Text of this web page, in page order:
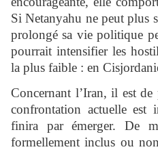
Si Netanyahu ne peut plus
prolongé sa vie politique
pourrait intensifier les
la plus faible : en
Concernant l’Iran, il est
confrontation actuelle est
finira par émerger. De
formellement inclus ou